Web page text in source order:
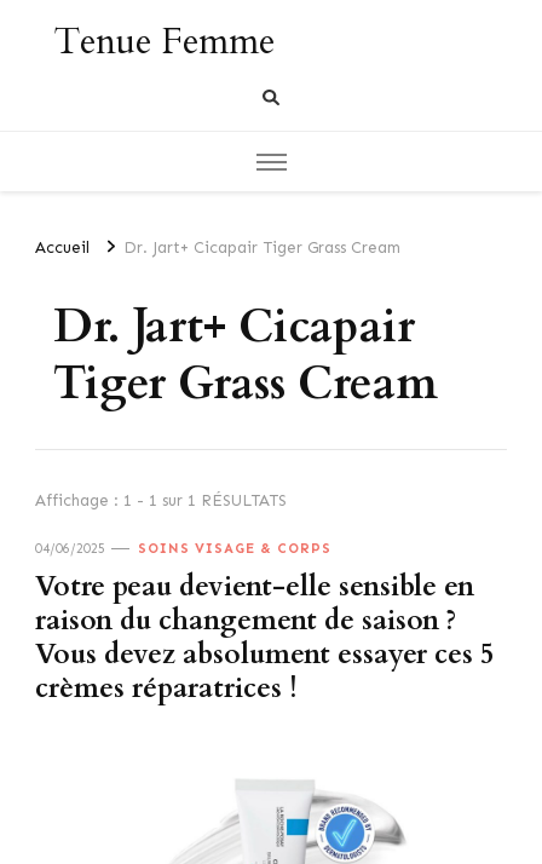
Tenue Femme
Accueil Dr. Jart+ Cicapair Tiger Grass Cream
Dr. Jart+ Cicapair
Tiger Grass Cream
Affichage : 1 - 1 sur 1 RÉSULTATS
04/06/2025 SOINS VISAGE & CORPS
Votre peau devient-elle sensible en
raison du changement de saison ?
Vous devez absolument essayer ces 5
crèmes réparatrices !